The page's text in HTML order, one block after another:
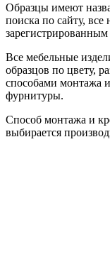
Образцы имеют
поиска по сайту, все
Все мебельные
образцов по цвету,
способами монтажа
фурнитуры.
Способ монтажа и
выбирается